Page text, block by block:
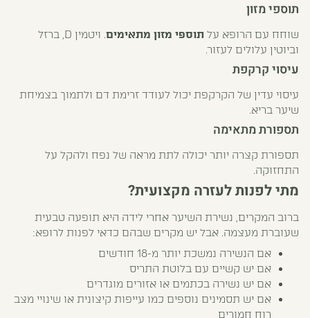
תוספי מזון
שוחח עם הרופא על תוספי מזון מתאימים
. ויטמין D, ברזל
וביוטין עלולים לעזור.
עיסוי קרקפת
עיסוי עדין של הקרקפת יכול לעודד זרימת דם ולתמוך בצמיחת
שיער בריא.
תספורת מתאימה
תספורת קצרה יותר יכולה לתת מראה של נפח ולהקל על
התחזוקה.
מתי לפנות לעזרה מקצועית?
ברוב המקרים, נשירת השיער אחרי לידה היא תופעה טבעית
שעוברת מעצמה. אבל יש מקרים שבהם כדאי לפנות לרופא:
אם הנשירה נמשכת יותר מ-18 חודשים
אם יש קשיים עם בלוטת התריס
אם יש נשירה בכתמים או אזורים מוגדרים
אם יש תסמינים נוספים כמו עייפות קיצונית או שינויי מצב
רוח חמורים